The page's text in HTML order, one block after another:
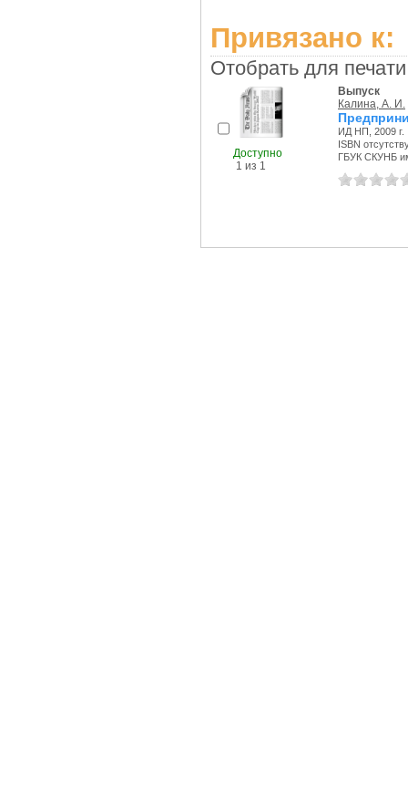
Привязано к:
Отобрать для
Доступно
1 из 1
Выпуск
Калина, А. И.
ИД НП, 2009 г.
ISBN
ГБУК СКУНБ